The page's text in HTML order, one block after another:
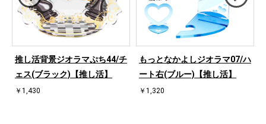
推し活背景ジオラマぷち44/チ
ェス(ブラック)【推し活】
￥1,430
もっとなかよしジオラマ07/ハ
ート右(ブルー)【推し活】
￥1,320